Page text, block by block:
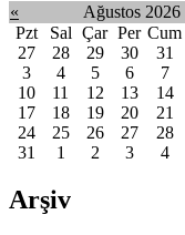
« Ağustos 2026
Pzt
Sal Çar Per Cum
27
28 29 30 31
3
4 5 6 7
10
11 12 13 14
17
18 19 20 21
24
25 26 27 28
31
1 2 3 4
Arşiv